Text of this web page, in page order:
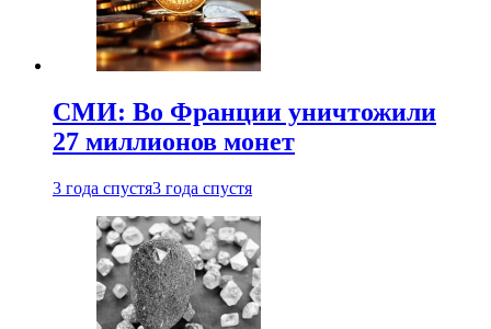
СМИ: Во Франции уничтожили
27 миллионов монет
3 года спустя3 года спустя